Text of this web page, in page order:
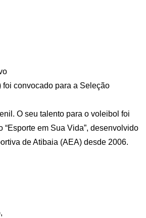
foi convocado para a Seleção
O seu talento para o voleibol foi
“Esporte em Sua Vida”, desenvolvido
de Atibaia (AEA) desde 2006.